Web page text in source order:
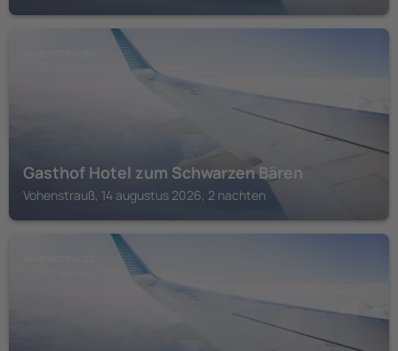
Gasthof Hotel zum Schwarzen Bären
Vohenstrauß, 14 augustus 2026, 2 nachten